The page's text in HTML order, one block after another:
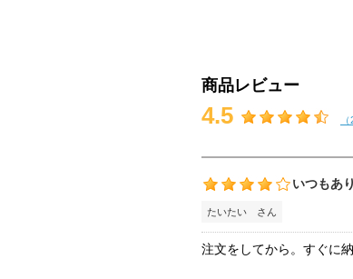
商品レビュー
4.5
いつもあ
たいたい さん
注文をしてから。すぐに